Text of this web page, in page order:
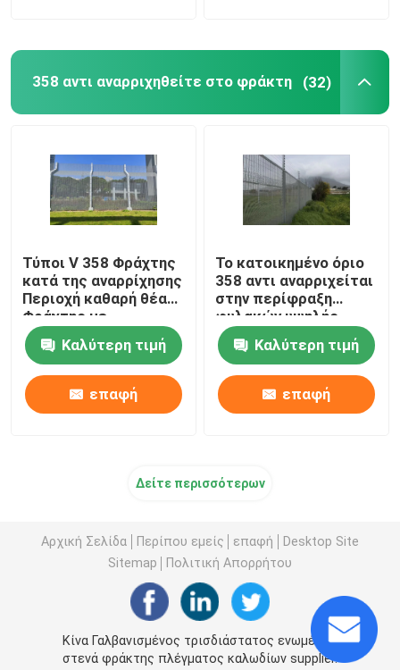
Κιβώτιο Gabion
κιγκλίδωμα φραγμών χάλυβα
358 αντι αναρριχηθείτε στο φράκτη (32)
Τύποι V 358 Φράχτης
κατά της αναρρίχησης
Περιοχή καθαρή θέα
Φράχτης με
συρματόπλεγμα στην
κορυφήΚαλύτερη τιμή
επαφή
Το κατοικημένο όριο
358 αντι αναρριχείται
στην περίφραξη
φυλακών υψηλής
ασφαλείας φρακτών
Καλύτερη τιμή
επαφή
Δείτε περισσότερων
Αρχική Σελίδα Περίπου εμείς επαφή
Desktop Site
Sitemap
Πολιτική Απορρήτου
Κίνα Γαλβανισμένος τρισδιάστατος ενωμένος
στενά φράκτης πλέγματος καλωδίων supplier.